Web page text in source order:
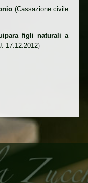
(Cassazione civile
figli naturali a
17.12.2012)